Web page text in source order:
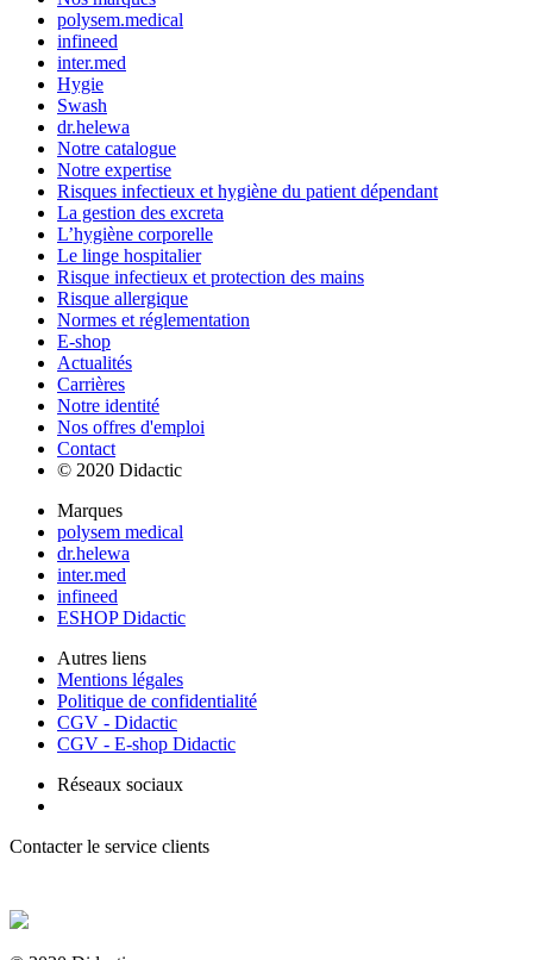
polysem.medical
infineed
inter.med
Hygie
Swash
dr.helewa
Notre catalogue
Notre expertise
Risques infectieux et hygiène du patient dépendant
La gestion des excreta
L’hygiène corporelle
Le linge hospitalier
Risque infectieux et protection des mains
Risque allergique
Normes et réglementation
E-shop
Actualités
Carrières
Notre identité
Nos offres d'emploi
Contact
© 2020 Didactic
Marques
polysem medical
dr.helewa
inter.med
infineed
ESHOP Didactic
Autres liens
Mentions légales
Politique de confidentialité
CGV - Didactic
CGV - E-shop Didactic
Réseaux sociaux
Contacter le service clients